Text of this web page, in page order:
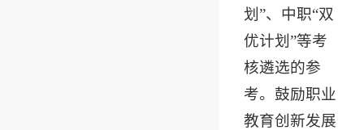
划”、中职“双
优计划”等考
核遴选的参
考。鼓励职业
教育创新发展